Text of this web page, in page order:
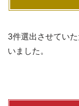
3件選出させてい
いました。